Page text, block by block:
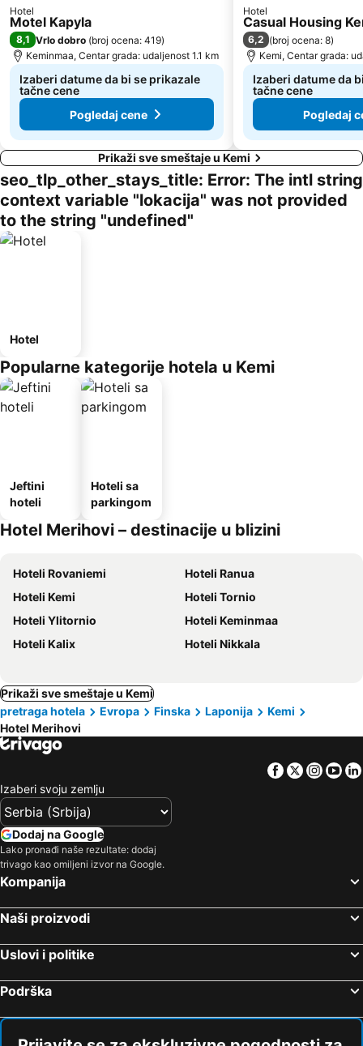
Hotel
Motel Kapyla
8,1 Vrlo dobro (broj ocena: 419)
Keminmaa, Centar grada: udaljenost 1.1 km
Izaberi datume da bi se prikazale
tačne cene
Pogledaj cene
Hotel
Casual Housing
6,2 (broj ocena: 8)
Kemi, Centar grada:
Izaberi datume da
tačne cene
Pogledaj
Prikaži sve smeštaje u Kemi
seo_tlp_other_stays_title: Error: The intl string
context variable "lokacija" was not provided
to the string "undefined"
Hotel
Popularne kategorije hotela u Kemi
Jeftini
hoteli
Hoteli sa
parkingom
Hotel Merihovi – destinacije u blizini
Hoteli Rovaniemi
Hoteli Ranua
Hoteli Kemi
Hoteli Tornio
Hoteli Ylitornio
Hoteli Keminmaa
Hoteli Kalix
Hoteli Nikkala
Prikaži sve smeštaje u Kemi
pretraga hotela
Evropa Finska Laponija
Kemi
Hotel Merihovi
Facebook
Twitter
Izaberi svoju zemlju
Dodaj na Google
Lako pronađi naše rezultate: dodaj
trivago kao omiljeni izvor na Google.
Kompanija
Naši proizvodi
Uslovi i politike
Podrška